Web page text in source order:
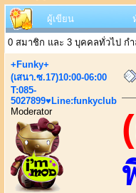
ผู้เขียน
0 สมาชิก และ 3 บุคคลทั่วไป กำ
+Funky+
(เสนา.ซ.17)10:00-06:00
T:085-
5027899♥Line:funkyclub
Moderator